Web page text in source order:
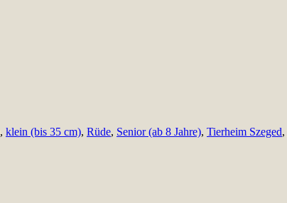
, klein (bis 35 cm), Rüde, Senior (ab 8 Jahre), Tierheim Szeged,